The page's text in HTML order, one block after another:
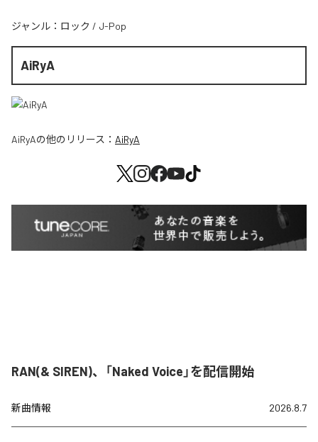
ジャンル： ロック / J-Pop
AiRyA
AiRyAの他のリリース： AiRyA
RAN(& SIREN)、「Naked Voice」を配信開始
新曲情報 2026.8.7